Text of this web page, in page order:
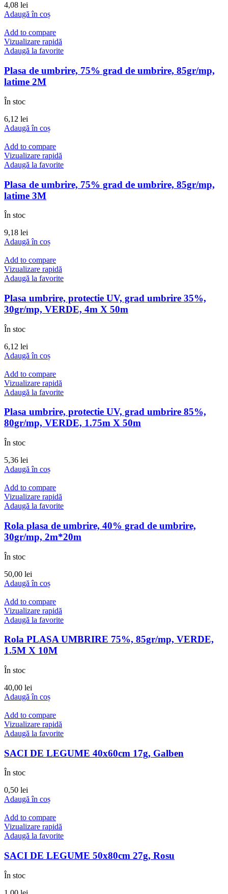
4,08 lei
Adaugă în coș
Add to compare
Vizualizare rapidă
Adaugă la favorite
Plasa de umbrire, 75% grad de umbrire, 85gr/mp,
latime 2M
În stoc
6,12 lei
Adaugă în coș
Add to compare
Vizualizare rapidă
Adaugă la favorite
Plasa de umbrire, 75% grad de umbrire, 85gr/mp,
latime 3M
În stoc
9,18 lei
Adaugă în coș
Add to compare
Vizualizare rapidă
Adaugă la favorite
Plasa umbrire, protectie UV, grad umbrire 35%,
30gr/mp, VERDE, 4m X 50m
În stoc
6,12 lei
Adaugă în coș
Add to compare
Vizualizare rapidă
Adaugă la favorite
Plasa umbrire, protectie UV, grad umbrire 85%,
80gr/mp, VERDE, 1.75m X 50m
În stoc
5,36 lei
Adaugă în coș
Add to compare
Vizualizare rapidă
Adaugă la favorite
Rola plasa de umbrire, 40% grad de umbrire,
30gr/mp, 2m*20m
În stoc
50,00 lei
Adaugă în coș
Add to compare
Vizualizare rapidă
Adaugă la favorite
Rola PLASA UMBRIRE 75%, 85gr/mp, VERDE,
1.5M X 10M
În stoc
40,00 lei
Adaugă în coș
Add to compare
Vizualizare rapidă
Adaugă la favorite
SACI DE LEGUME 40x60cm 17g, Galben
În stoc
0,50 lei
Adaugă în coș
Add to compare
Vizualizare rapidă
Adaugă la favorite
SACI DE LEGUME 50x80cm 27g, Rosu
În stoc